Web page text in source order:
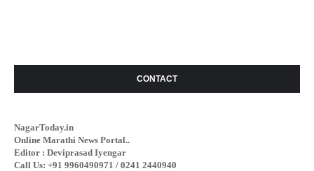
CONTACT
NagarToday.in
Online Marathi News Portal..
Editor : Deviprasad Iyengar
Call Us: +91 9960490971 / 0241 2440940